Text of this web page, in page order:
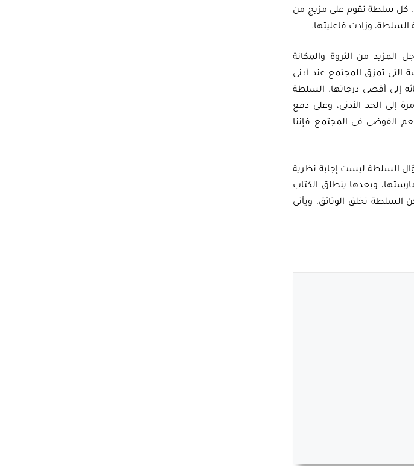
كل سلطة تقوم على مزيج من
السلطة، وزادت فاعليتها.
من الثروة والمكانة
التى تمزق المجتمع عند أدنى
إلى أقصى درجاتها. السلطة
إلى الحد الأدنى، وعلى دفع
الفوضى فى المجتمع فإننا
السلطة ليست إجابة نظرية
وبعدها ينطلق الكتاب
السلطة تخلق الوثائق، ويأتى